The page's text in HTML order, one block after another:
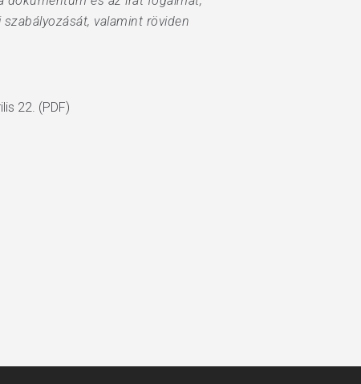
valamint röviden
22. (PDF)